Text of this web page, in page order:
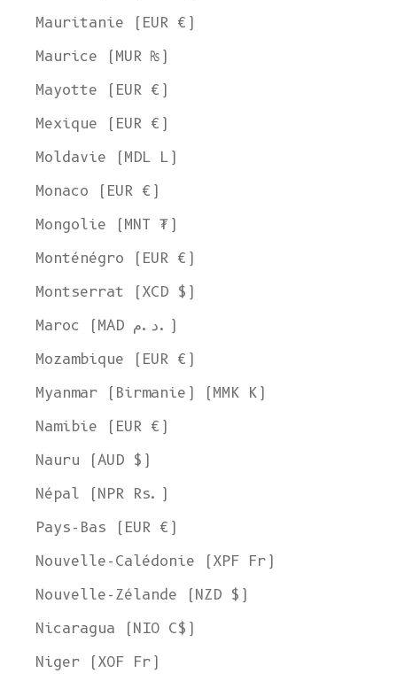
Mauritanie (EUR €)
Maurice (MUR ₨)
Mayotte (EUR €)
Mexique (EUR €)
Moldavie (MDL L)
Monaco (EUR €)
Mongolie (MNT ₮)
Monténégro (EUR €)
Montserrat (XCD $)
Maroc (MAD د.م.)
Mozambique (EUR €)
Myanmar (Birmanie) (MMK K)
Namibie (EUR €)
Nauru (AUD $)
Népal (NPR Rs.)
Pays-Bas (EUR €)
Nouvelle-Calédonie (XPF Fr)
Nouvelle-Zélande (NZD $)
Nicaragua (NIO C$)
Niger (XOF Fr)